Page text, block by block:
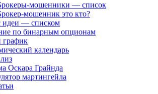
мошенники — список
мошенник это кто?
идеи — списком
по бинарным опционам
календарь
Оскара Грайнда
мартингейла